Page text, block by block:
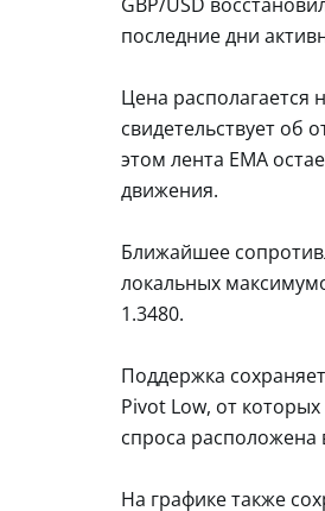
последние дни
Цена располагается
свидетельствует об
этом лента EMA
движения.
Ближайшее
локальных
1.3480.
Поддержка
Pivot Low, от
спроса расположена
На графике также